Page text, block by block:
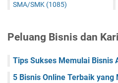
SMA/SMK (1085)
Peluang Bisnis dan
Tips Sukses Memulai Bisnis
5 Bisnis Online Terbaik